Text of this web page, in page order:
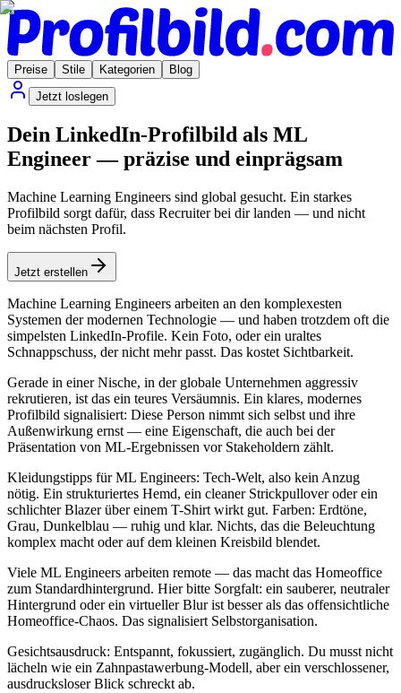
Preise Stile Kategorien
Blog
Jetzt loslegen
Dein LinkedIn-Profilbild als ML
Engineer — präzise und einprägsam
Machine Learning Engineers sind global gesucht. Ein starkes
Profilbild sorgt dafür, dass Recruiter bei dir landen — und nicht
beim nächsten Profil.
Jetzt erstellen
Machine Learning Engineers arbeiten an den komplexesten
Systemen der modernen Technologie — und haben trotzdem oft die
simpelsten LinkedIn-Profile. Kein Foto, oder ein uraltes
Schnappschuss, der nicht mehr passt. Das kostet Sichtbarkeit.
Gerade in einer Nische, in der globale Unternehmen aggressiv
rekrutieren, ist das ein teures Versäumnis. Ein klares, modernes
Profilbild signalisiert: Diese Person nimmt sich selbst und ihre
Außenwirkung ernst — eine Eigenschaft, die auch bei der
Präsentation von ML-Ergebnissen vor Stakeholdern zählt.
Kleidungstipps für ML Engineers: Tech-Welt, also kein Anzug
nötig. Ein strukturiertes Hemd, ein cleaner Strickpullover oder ein
schlichter Blazer über einem T-Shirt wirkt gut. Farben: Erdtöne,
Grau, Dunkelblau — ruhig und klar. Nichts, das die Beleuchtung
komplex macht oder auf dem kleinen Kreisbild blendet.
Viele ML Engineers arbeiten remote — das macht das Homeoffice
zum Standardhintergrund. Hier bitte Sorgfalt: ein sauberer, neutraler
Hintergrund oder ein virtueller Blur ist besser als das offensichtliche
Homeoffice-Chaos. Das signalisiert Selbstorganisation.
Gesichtsausdruck: Entspannt, fokussiert, zugänglich. Du musst nicht
lächeln wie ein Zahnpastawerbung-Modell, aber ein verschlossener,
ausdrucksloser Blick schreckt ab.